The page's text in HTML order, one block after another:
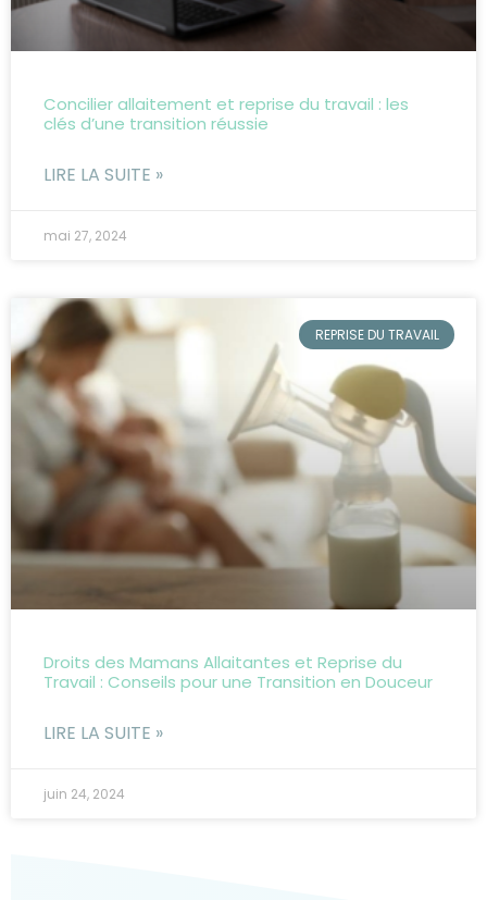
Concilier allaitement et reprise du travail : les
clés d’une transition réussie
LIRE LA SUITE »
mai 27, 2024
REPRISE DU TRAVAIL
Droits des Mamans Allaitantes et Reprise du
Travail : Conseils pour une Transition en Douceur
LIRE LA SUITE »
juin 24, 2024